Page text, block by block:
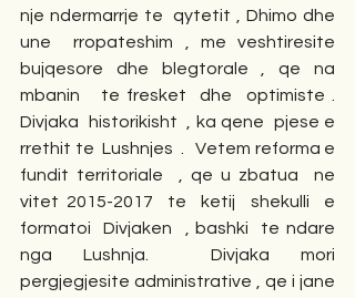
nje ndermarrje te  qytetit , Dhimo dhe
une  rropateshim , me veshtiresite
bujqesore dhe blegtorale , qe na
mbanin   te fresket  dhe  optimiste .
Divjaka  historikisht  , ka qene  pjese e
rrethit te  Lushnjes  .   Vetem reforma e
fundit territoriale  , qe u zbatua  ne
vitet 2015-2017  te  ketij  shekulli  e
formatoi  Divjaken  , bashki  te ndare
nga Lushnja.  Divjaka mori
pergjegjesite administrative , qe i jane